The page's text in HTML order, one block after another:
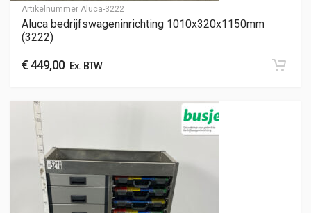
Artikelnummer Aluca-3222
Aluca bedrijfswageninrichting 1010x320x1150mm
(3222)
€449,00Ex. BTW